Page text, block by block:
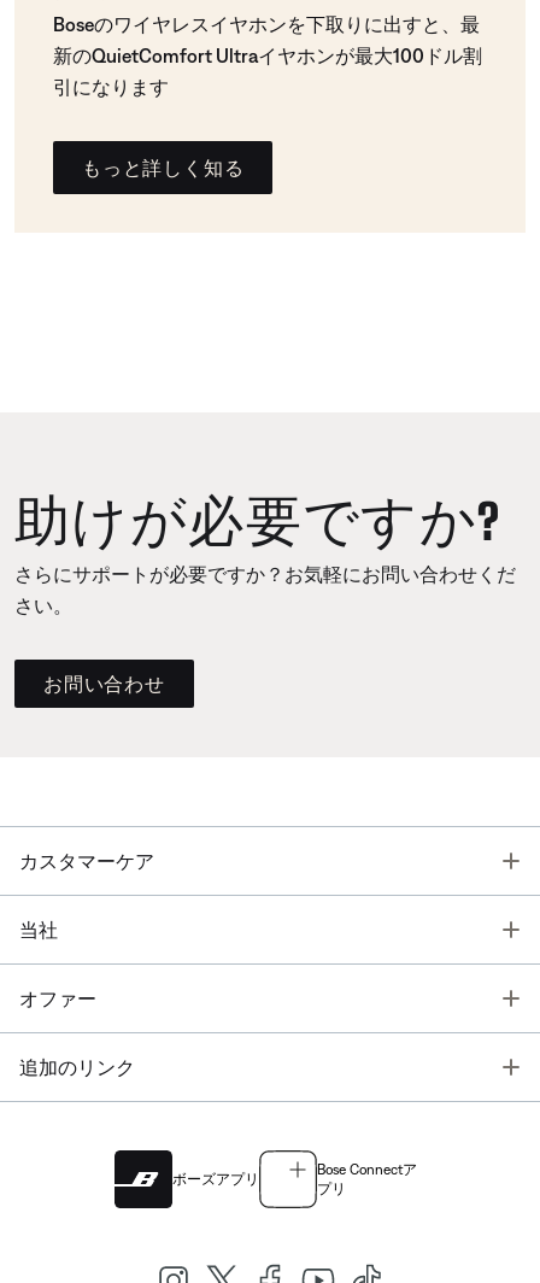
Boseのワイヤレスイヤホンを下取りに出すと、最
新のQuietComfort Ultraイヤホンが最大100ドル割
引になります
もっと詳しく知る
助けが必要ですか?
さらにサポートが必要ですか？お気軽にお問い合わせくだ
さい。
お問い合わせ
カスタマーケア
当社
オファー
追加のリンク
ボーズアプリ
Bose Connectア
プリ